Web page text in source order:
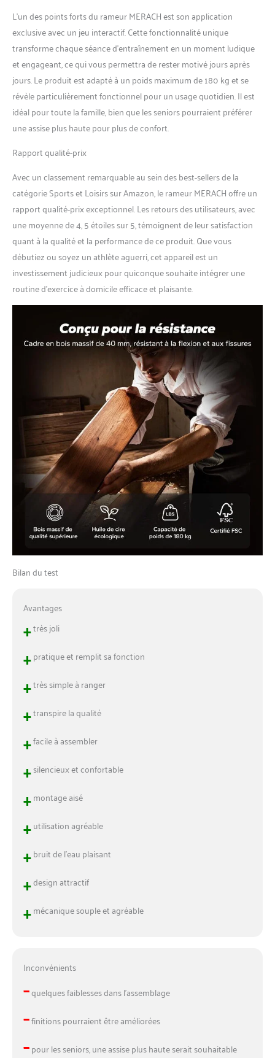
L’un des points forts du rameur MERACH est son application
exclusive avec un jeu interactif. Cette fonctionnalité unique
transforme chaque séance d’entraînement en un moment ludique
et engageant, ce qui vous permettra de rester motivé jours après
jours. Le produit est adapté à un poids maximum de 180 kg et se
révèle particulièrement fonctionnel pour un usage quotidien. Il est
idéal pour toute la famille, bien que les seniors pourraient préférer
une assise plus haute pour plus de confort.
Rapport qualité-prix
Avec un classement remarquable au sein des best-sellers de la
catégorie Sports et Loisirs sur Amazon, le rameur MERACH offre un
rapport qualité-prix exceptionnel. Les retours des utilisateurs, avec
une moyenne de 4, 5 étoiles sur 5, témoignent de leur satisfaction
quant à la qualité et la performance de ce produit. Que vous
débutiez ou soyez un athlète aguerri, cet appareil est un
investissement judicieux pour quiconque souhaite intégrer une
routine d’exercice à domicile efficace et plaisante.
Bilan du test
Avantages
+très joli
+pratique et remplit sa fonction
+très simple à ranger
+transpire la qualité
+facile à assembler
+silencieux et confortable
+montage aisé
+utilisation agréable
+bruit de l’eau plaisant
+design attractif
+mécanique souple et agréable
Inconvénients
–quelques faiblesses dans l’assemblage
–finitions pourraient être améliorées
–pour les seniors, une assise plus haute serait souhaitable